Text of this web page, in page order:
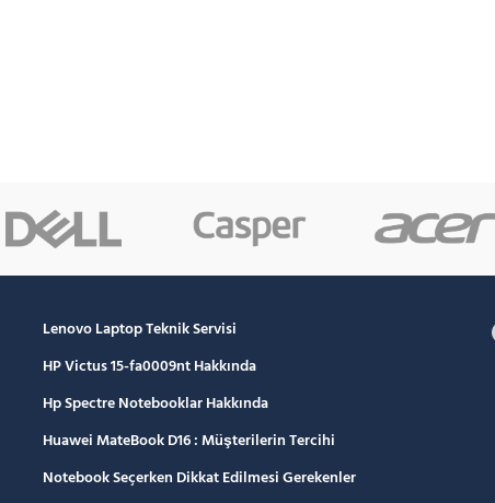
Lenovo Laptop Teknik Servisi
HP Victus 15-fa0009nt Hakkında
Hp Spectre Notebooklar Hakkında
Huawei MateBook D16 : Müşterilerin Tercihi
Notebook Seçerken Dikkat Edilmesi Gerekenler